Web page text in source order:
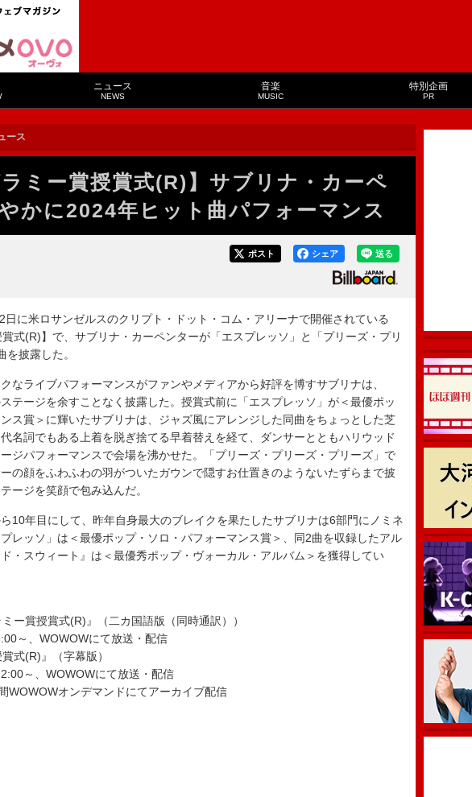
ニュース
NEWS
音楽
MUSIC
特別企画
PR
ース
ラミー賞授賞式(R)】サブリナ・カーペ
かに2024年ヒット曲パフォーマンス
送る
シェア
ポスト
に米ロサンゼルスのクリプト・ドット・コム・アリーナで開催されている
賞式(R)】で、サブリナ・カーペンターが「エスプレッソ」と「プリーズ・プリ
披露した。
なライブパフォーマンスがファンやメディアから好評を博すサブリナは、
ステージを余すことなく披露した。授賞式前に「エスプレッソ」が＜最優ポッ
ス賞＞に輝いたサブリナは、ジャズ風にアレンジした同曲をちょっとした芝
名詞でもある上着を脱ぎ捨てる早着替えを経て、ダンサーとともハリウッド
ジパフォーマンスで会場を沸かせた。「プリーズ・プリーズ・プリーズ」で
の顔をふわふわの羽がついたガウンで隠すお仕置きのようないたずらまで披
ージを笑顔で包み込んだ。
10年目にして、昨年自身最大のブレイクを果たしたサブリナは6部門にノミネ
レッソ」は＜最優ポップ・ソロ・パフォーマンス賞＞、同2曲を収録したアル
・スウィート』は＜最優秀ポップ・ヴォーカル・アルバム＞を獲得してい
ミー賞授賞式(R)』（二カ国語版（同時通訳））
～、WOWOWにて放送・配信
式(R)』（字幕版）
～、WOWOWにて放送・配信
WOWOWオンデマンドにてアーカイブ配信